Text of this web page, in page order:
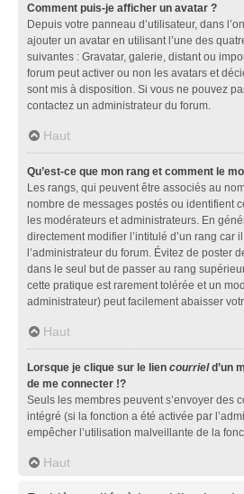
Comment puis-je afficher un avatar ?
Depuis votre panneau d’utilisateur, dans
ajouter un avatar en utilisant l’une des
suivantes : Gravatar, galerie, distant ou
forum peut activer ou non les avatars et
sont mis à disposition. Si vous ne pouvez
contactez un administrateur du forum.
Haut
Qu’est-ce que mon rang et comment le
Les rangs, qui peuvent être associés au
nombre de messages postés ou identifient
les modérateurs et administrateurs. En
directement modifier l’intitulé d’un rang car
l’administrateur du forum. Évitez de poster
dans le seul but de passer au rang
cette pratique est rarement tolérée et un
administrateur) peut facilement abaisser
Haut
Lorsque je clique sur le lien courrield’un
de me connecter !?
Seuls les membres peuvent s’envoyer des
intégré (si la fonction a été activée par
empêcher l’utilisation malveillante de la
Haut